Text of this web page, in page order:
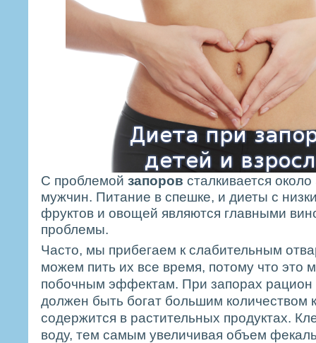
С проблемой запоров сталкивается
мужчин. Питание в спешке, и диеты с
фруктов и овощей являются главными
проблемы.
Часто, мы прибегаем к слабительным
можем пить их все время, потому что это
побочным эффектам. При запорах
должен быть богат большим количеством
содержится в растительных продуктах.
воду, тем самым увеличивая объем